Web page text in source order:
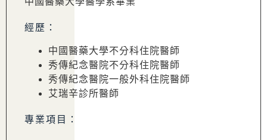
經歷：
中國醫藥大學不分科住院醫師
秀傳紀念醫院不分科住院醫師
秀傳紀念醫院一般外科住院醫師
艾瑞辛診所醫師
專業項目：